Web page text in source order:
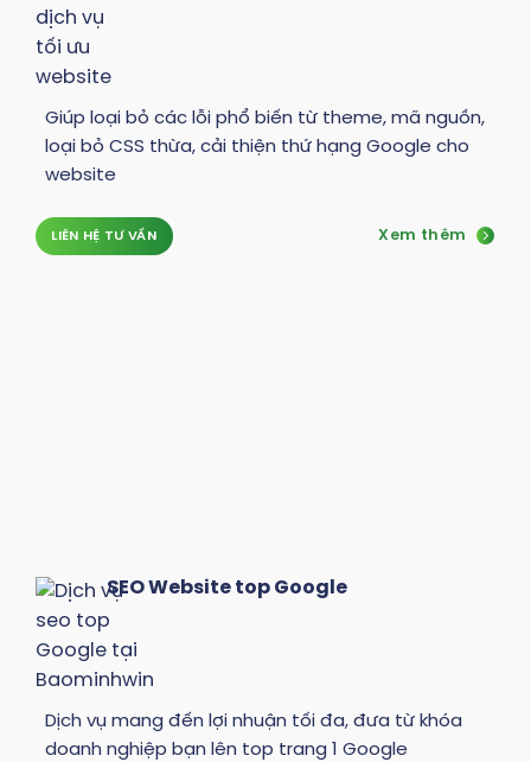
Giúp loại bỏ các lỗi phổ biến từ theme, mã nguồn,
loại bỏ CSS thừa, cải thiện thứ hạng Google cho
website
LIÊN HỆ TƯ VẤN Xem thêm
SEO Website top Google
Dịch vụ mang đến lợi nhuận tối đa, đưa từ khóa
doanh nghiệp bạn lên top trang 1 Google